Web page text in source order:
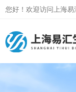
您好！欢迎访问上海易